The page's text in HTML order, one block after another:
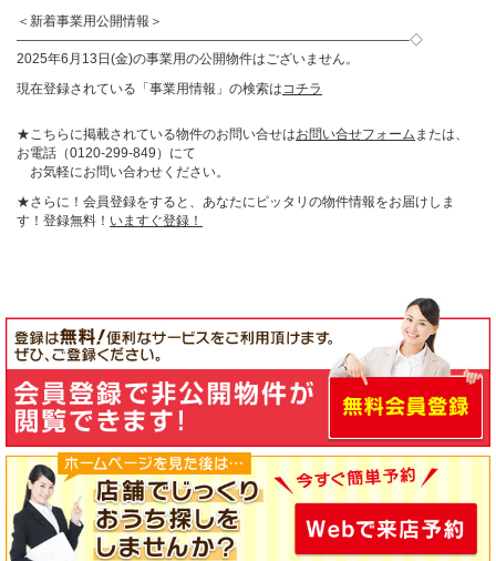
＜新着事業用公開情報＞
—————————————————————————————–◇
2025年6月13日(金)の事業用の公開物件はございません。
現在登録されている「事業用情報」の検索はコチラ
★こちらに掲載されている物件のお問い合せはお問い合せフォーム または、
お電話（0120-299-849）にて
お気軽にお問い合わせください。
★さらに！会員登録をすると、あなたにピッタリの物件情報をお届けしま
す！登録無料！ いますぐ登録！